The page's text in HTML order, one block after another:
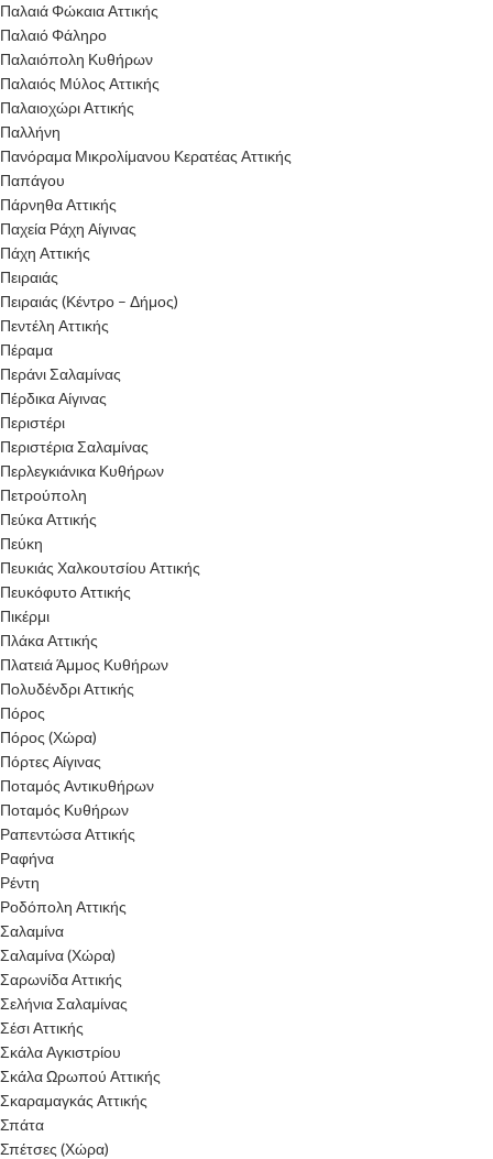
Παλαιά Φώκαια Αττικής
Παλαιό Φάληρο
Παλαιόπολη Κυθήρων
Παλαιός Μύλος Αττικής
Παλαιοχώρι Αττικής
Παλλήνη
Πανόραμα Μικρολίμανου Κερατέας Αττικής
Παπάγου
Πάρνηθα Αττικής
Παχεία Ράχη Αίγινας
Πάχη Αττικής
Πειραιάς
Πειραιάς (Κέντρο – Δήμος)
Πεντέλη Αττικής
Πέραμα
Περάνι Σαλαμίνας
Πέρδικα Αίγινας
Περιστέρι
Περιστέρια Σαλαμίνας
Περλεγκιάνικα Κυθήρων
Πετρούπολη
Πεύκα Αττικής
Πεύκη
Πευκιάς Χαλκουτσίου Αττικής
Πευκόφυτο Αττικής
Πικέρμι
Πλάκα Αττικής
Πλατειά Άμμος Κυθήρων
Πολυδένδρι Αττικής
Πόρος
Πόρος (Χώρα)
Πόρτες Αίγινας
Ποταμός Αντικυθήρων
Ποταμός Κυθήρων
Ραπεντώσα Αττικής
Ραφήνα
Ρέντη
Ροδόπολη Αττικής
Σαλαμίνα
Σαλαμίνα (Χώρα)
Σαρωνίδα Αττικής
Σελήνια Σαλαμίνας
Σέσι Αττικής
Σκάλα Αγκιστρίου
Σκάλα Ωρωπού Αττικής
Σκαραμαγκάς Αττικής
Σπάτα
Σπέτσες (Χώρα)